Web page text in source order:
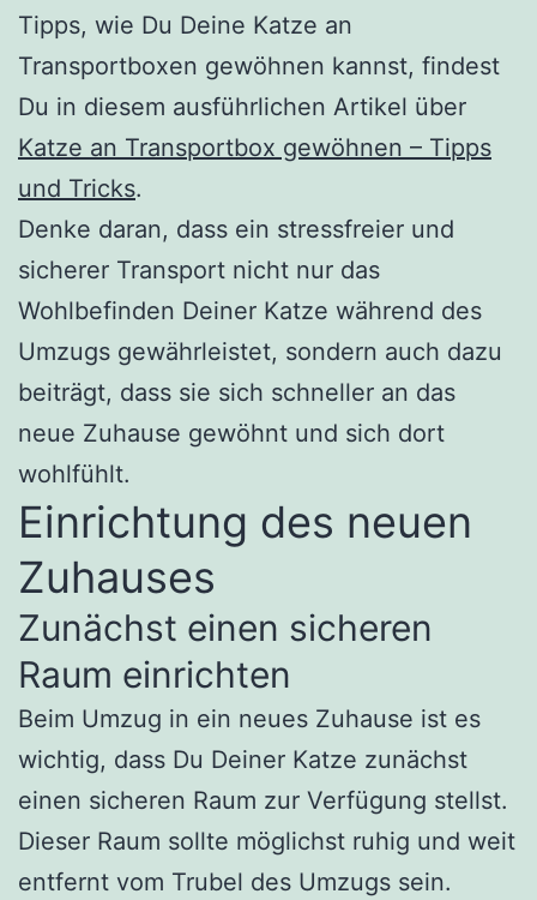
Tipps, wie Du Deine Katze an
Transportboxen gewöhnen kannst, findest
Du in diesem ausführlichen Artikel über
Katze an Transportbox gewöhnen – Tipps
und Tricks.
Denke daran, dass ein stressfreier und
sicherer Transport nicht nur das
Wohlbefinden Deiner Katze während des
Umzugs gewährleistet, sondern auch dazu
beiträgt, dass sie sich schneller an das
neue Zuhause gewöhnt und sich dort
wohlfühlt.
Einrichtung des neuen
Zuhauses
Zunächst einen sicheren
Raum einrichten
Beim Umzug in ein neues Zuhause ist es
wichtig, dass Du Deiner Katze zunächst
einen sicheren Raum zur Verfügung stellst.
Dieser Raum sollte möglichst ruhig und weit
entfernt vom Trubel des Umzugs sein.